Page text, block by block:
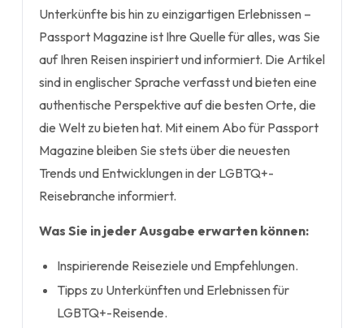
Unterkünfte bis hin zu einzigartigen Erlebnissen –
Passport Magazine ist Ihre Quelle für alles, was Sie
auf Ihren Reisen inspiriert und informiert. Die Artikel
sind in englischer Sprache verfasst und bieten eine
authentische Perspektive auf die besten Orte, die
die Welt zu bieten hat. Mit einem Abo für Passport
Magazine bleiben Sie stets über die neuesten
Trends und Entwicklungen in der LGBTQ+-
Reisebranche informiert.
Was Sie in jeder Ausgabe erwarten können:
Inspirierende Reiseziele und Empfehlungen.
Tipps zu Unterkünften und Erlebnissen für
LGBTQ+-Reisende.